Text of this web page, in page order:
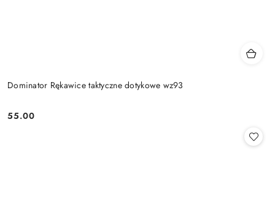
Dominator Rękawice taktyczne dotykowe wz93
Cena:
55.00